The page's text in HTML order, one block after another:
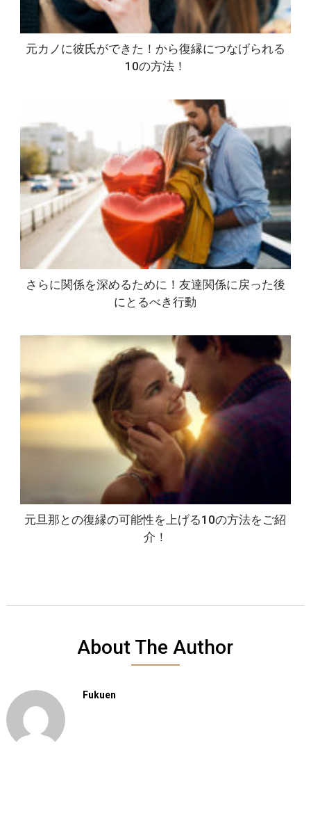
元カノに彼氏ができた！から復縁につなげられる
10の方法！
さらに関係を深めるために！友達関係に戻った後
にとるべき行動
元旦那との復縁の可能性を上げる10の方法をご紹
介！
About The Author
Fukuen